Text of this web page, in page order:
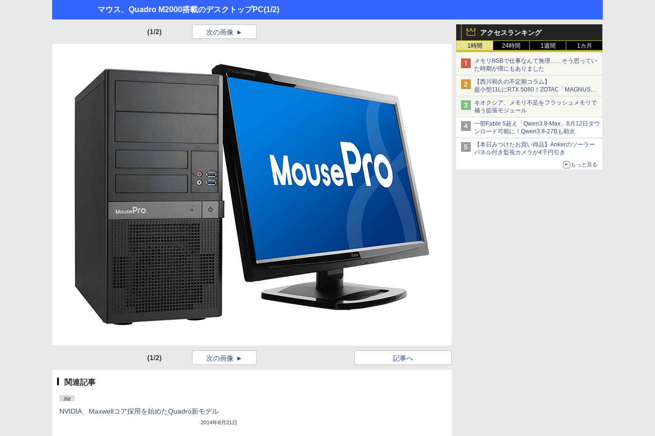
マウス、Quadro M2000搭載のデスクトップPC(1/2)
アクセスランキング
1時間 24時間 1週間 1カ月
メモリ8GBで仕事なんて無理……そう思ってい
た時期が僕にもありました
【西川和久の不定期コラム】
超小型11LにRTX 5080！ZOTAC「MAGNUS
ONE」最上位機の実力を探る
キオクシア、メモリ不足をフラッシュメモリで
補う拡張モジュール
一部Fable 5超え「Qwen3.8-Max」8月12日ダウ
ンロード可能に！Qwen3.8-27Bも順次
【本日みつけたお買い得品】Ankerのソーラー
パネル付き監視カメラが4千円引き
もっと見る
(1/2) 次の画像
(1/2) 記事へ
次の画像
関連記事
.biz
NVIDIA、Maxwellコア採用を始めたQuadro新モデル
2014年8月21日